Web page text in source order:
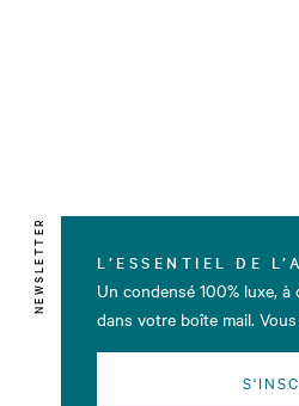
NEWSLETTER L’ESSENTIEL DE
Un condensé 100% luxe,
dans votre boîte mail.